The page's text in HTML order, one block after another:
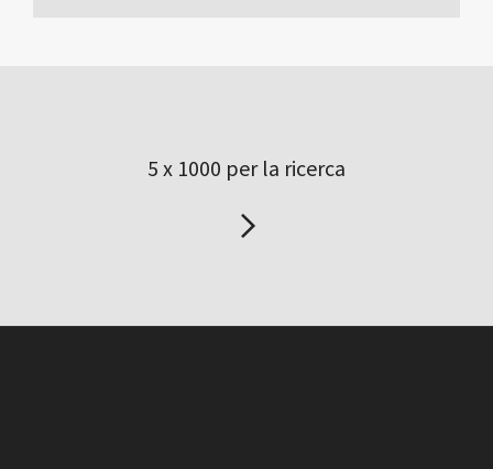
5 x 1000 per la ricerca